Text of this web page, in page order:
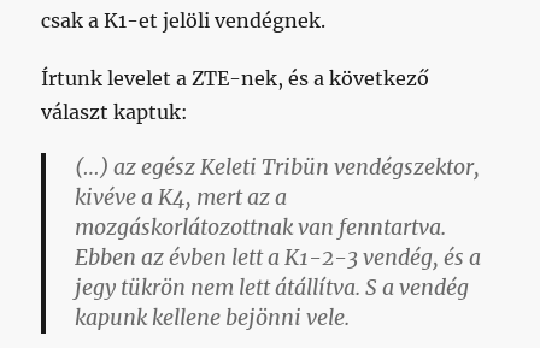
csak a K1-et jelöli vendégnek.
Írtunk levelet a ZTE-nek, és a következő
választ kaptuk:
(…) az egész Keleti Tribün vendégszektor,
kivéve a K4, mert az a
mozgáskorlátozottnak van fenntartva.
Ebben az évben lett a K1-2-3 vendég, és a
jegy tükrön nem lett átállítva. S a vendég
kapunk kellene bejönni vele.